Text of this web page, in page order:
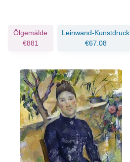
Ölgemälde
€881
Leinwand-Kunstdruck
€67.08